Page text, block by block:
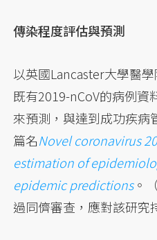
傳染程度評估與預測
以英國Lancaster大學醫
既有2019-nCoV的病例資
來預測，與達到成功疾病
篇名Novel coronavirus
estimation of
epidemic predictions。
過同儕審查，應對該研究